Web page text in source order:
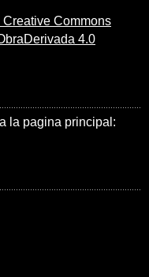
Creative Commons
4.0
la pagina principal: